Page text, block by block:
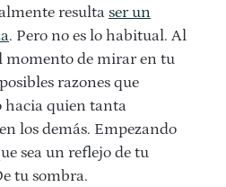
resulta ser un
. Pero no es lo habitual. Al
momento de mirar en tu
razones que
hacia quien tanta
los demás. Empezando
sea un reflejo de tu
tu sombra.